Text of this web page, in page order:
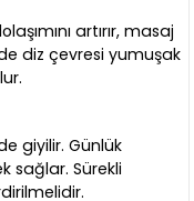
artırır, masaj
diz çevresi yumuşak
giyilir. Günlük
sağlar. Sürekli